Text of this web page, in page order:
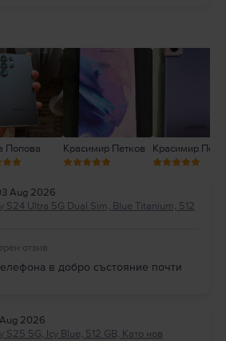
2
Попова Красимир Петков Красимир
Aug 2026
S24 Ultra 5G Dual Sim, Blue Titanium, 512
отзив
в добро състояние почти
2026
S25 5G, Icy Blue, 512 GB, Като нов